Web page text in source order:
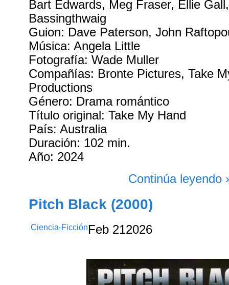
Bart Edwards, Meg Fraser, Ellie
Bassingthwaig
Guion: Dave Paterson, John
Música: Angela Little
Fotografía: Wade Muller
Compañías: Bronte Pictures, Take
Productions
Género: Drama romántico
Título original: Take My Hand
País: Australia
Duración: 102 min.
Año: 2024
Continúa leyendo
Pitch Black (2000)
Ciencia-Ficción Feb 212026